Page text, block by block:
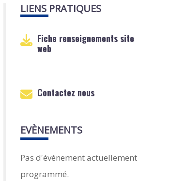
LIENS PRATIQUES
Fiche renseignements site
web
Contactez nous
EVÈNEMENTS
Pas d'événement actuellement
programmé.